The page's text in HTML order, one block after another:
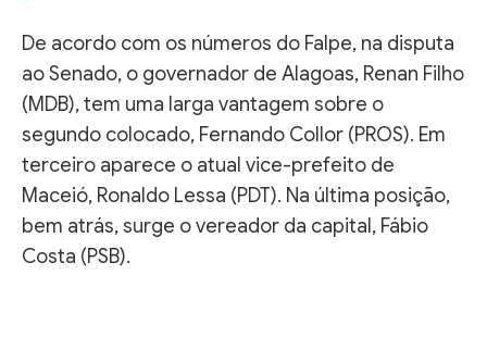
De acordo com os números do Falpe, na disputa
ao Senado, o governador de Alagoas, Renan Filho
(MDB), tem uma larga vantagem sobre o
segundo colocado, Fernando Collor (PROS). Em
terceiro aparece o atual vice-prefeito de
Maceió, Ronaldo Lessa (PDT). Na última posição,
bem atrás, surge o vereador da capital, Fábio
Costa (PSB).